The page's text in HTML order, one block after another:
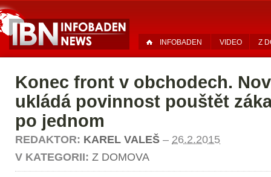
INFOBADEN VIDEO Z
Konec front v obchodech.
ukládá povinnost pouštět
po jednom
REDAKTOR: KAREL VALEŠ – 26.2.2015
V KATEGORII: Z DOMOVA